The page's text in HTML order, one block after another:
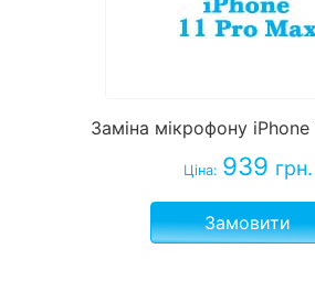
Заміна мікрофону iPhone
Ціна: 939 грн.
Замовити